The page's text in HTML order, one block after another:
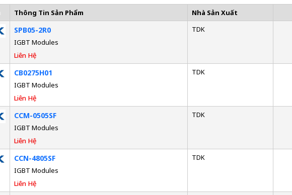
Thông Tin Sản Phẩm Nhà Sản Xuất
SPB05-2R0
IGBT Modules
Liên Hệ
TDK
CB0275H01
IGBT Modules
Liên Hệ
TDK
CCM-0505SF
IGBT Modules
Liên Hệ
TDK
CCN-4805SF
IGBT Modules
Liên Hệ
TDK